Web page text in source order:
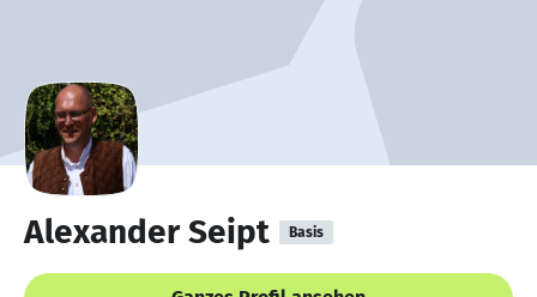
Alexander Seipt Basis